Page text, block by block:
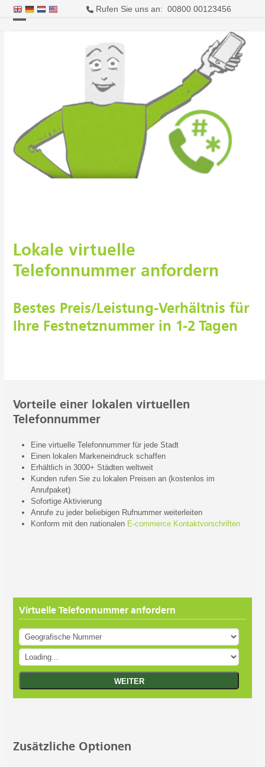
Rufen Sie uns an: 00800 00123456
Lokale virtuelle
Telefonnummer anfordern
Bestes Preis/Leistung-Verhältnis für
Ihre Festnetznummer in 1-2 Tagen
Vorteile einer lokalen virtuellen
Telefonnummer
Eine virtuelle Telefonnummer für jede Stadt
Einen lokalen Markeneindruck schaffen
Erhältlich in 3000+ Städten weltweit
Kunden rufen Sie zu lokalen Preisen an (kostenlos im
Anrufpaket)
Sofortige Aktivierung
Anrufe zu jeder beliebigen Rufnummer weiterleiten
Konform mit den nationalen E-commerce Kontaktvorschriften
Virtuelle Telefonnummer anfordern
Zusätzliche Optionen